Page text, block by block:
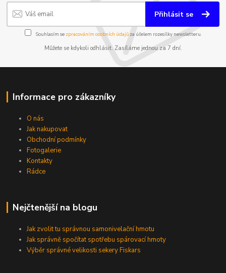
Přihlásit se
Souhlasím se zpracováním osobních údajůza účelem rozesílky newsletteru.
Můžete se kdykoli odhlásit. Zasíláme jednou za 7 dní.
Informace pro zákazníky
O nás
Jak nakupovat
Obchodní podmínky
Fotogalerie
Kontakty
Rádce
Nejčtenější na blogu
Jak zvolit tu správnou samonivelační hmotu
Jak správně spočítat spotřebu spárovací hmoty
Výběr správné velikosti sekery Fiskars